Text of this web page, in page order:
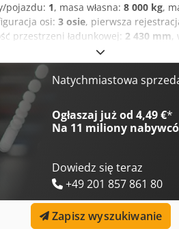
pojazdu: 1, masa własna: 8 000 kg,
osi: 3 osie, pierwsza
przestrzeni ładunkowej: 2 430 mm,
, zawieszenie:
, Wyposażenie:ABS, wywrotka
tarczowymi, pierwsza oś
przednia ściana, rok
Codpfeilglgjx Abwsrf
Natychmiastowa
Ogłaszaj już od 4,49 €*
Na 11 miliony
Dowiedz się teraz
+49 201 857 861 80
Zapisz wyszukiwanie